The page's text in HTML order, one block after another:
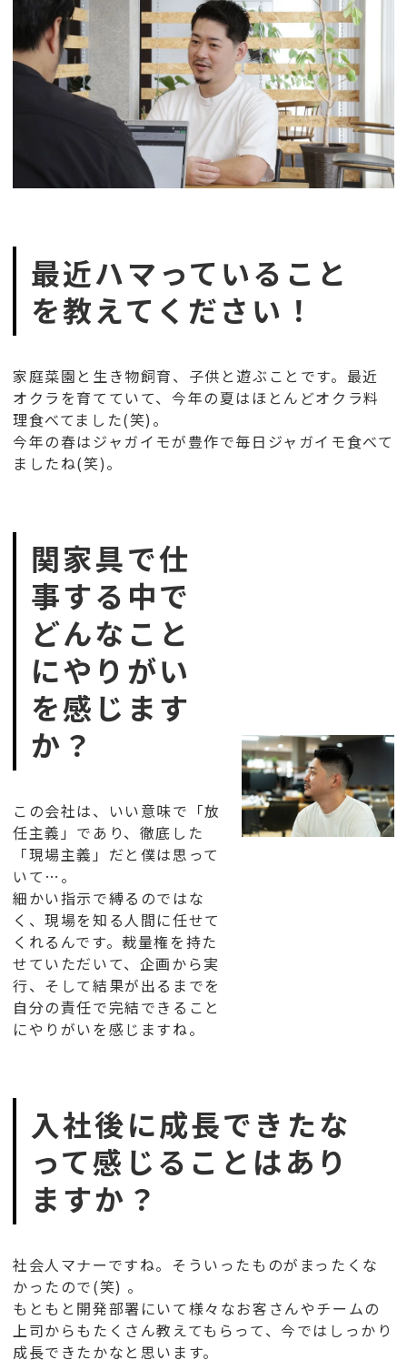
最近ハマっていること
を教えてください！
家庭菜園と生き物飼育、子供と遊ぶことです。最近
オクラを育てていて、今年の夏はほとんどオクラ料
理食べてました(笑)。
今年の春はジャガイモが豊作で毎日ジャガイモ食べて
ましたね(笑)。
関家具で仕
事する中で
どんなこと
にやりがい
を感じます
か？
この会社は、いい意味で「放
任主義」であり、徹底した
「現場主義」だと僕は思って
いて…。
細かい指示で縛るのではな
く、現場を知る人間に任せて
くれるんです。裁量権を持た
せていただいて、企画から実
行、そして結果が出るまでを
自分の責任で完結できること
にやりがいを感じますね。
入社後に成長できたな
って感じることはあり
ますか？
社会人マナーですね。そういったものがまったくな
かったので(笑) 。
もともと開発部署にいて様々なお客さんやチームの
上司からもたくさん教えてもらって、今ではしっかり
成長できたかなと思います。